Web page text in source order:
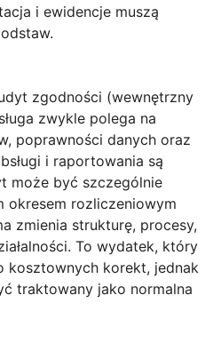
i ewidencje muszą
zgodności (wewnętrzny
zwykle polega na
poprawności danych oraz
i raportowania są
może być szczególnie
okresem rozliczeniowym
zmienia strukturę, procesy,
To wydatek, który
kosztownych korekt, jednak
traktowany jako normalna